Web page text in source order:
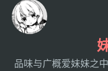
品味与广概爱妹妹之